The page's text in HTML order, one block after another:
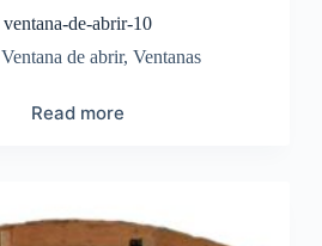
ventana-de-abrir-10
Ventana de abrir,Ventanas
Read more